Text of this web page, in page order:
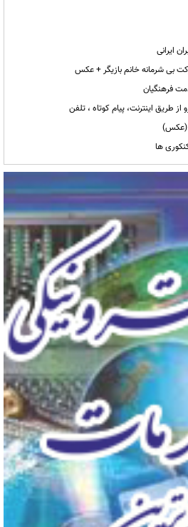
بی شرمانه خانم بازیگر + عکس
طریق اینترنت، پیام کوتاه ، تلفن
(عکس)
ها